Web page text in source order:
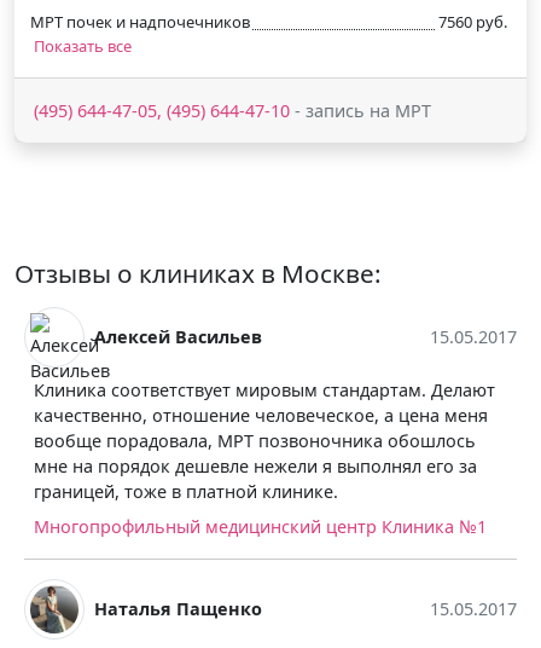
МРТ почек и надпочечников
7560 руб.
Показать все
(495) 644-47-05, (495) 644-47-10 - запись на МРТ
Отзывы о клиниках в Москве:
Васильев
мировым стандартам. Делают
отношение человеческое, а цена меня
МРТ позвоночника обошлось
дешевле нежели я выполнял его за
в платной клинике.
медицинский центр Клиника №1
Пащенко
Антон
В клинике
больницу
Геннадьевна
можно
Московский